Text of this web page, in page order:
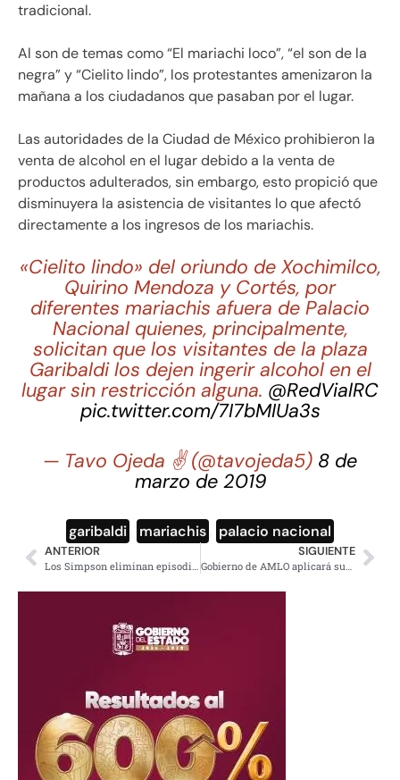
tradicional.
Al son de temas como “El mariachi loco”, “el son de la
negra” y “Cielito lindo”, los protestantes amenizaron la
mañana a los ciudadanos que pasaban por el lugar.
Las autoridades de la Ciudad de México prohibieron la
venta de alcohol en el lugar debido a la venta de
productos adulterados, sin embargo, esto propició que
disminuyera la asistencia de visitantes lo que afectó
directamente a los ingresos de los mariachis.
«Cielito lindo» del oriundo de Xochimilco,
Quirino Mendoza y Cortés, por
diferentes mariachis afuera de Palacio
Nacional quienes, principalmente,
solicitan que los visitantes de la plaza
Garibaldi los dejen ingerir alcohol en el
lugar sin restricción alguna. @RedVialRC
pic.twitter.com/7I7bMIUa3s
— Tavo Ojeda ✌ (@tavojeda5) 8 de
marzo de 2019
garibaldi mariachis palacio nacional
ANTERIOR SIGUIENTE